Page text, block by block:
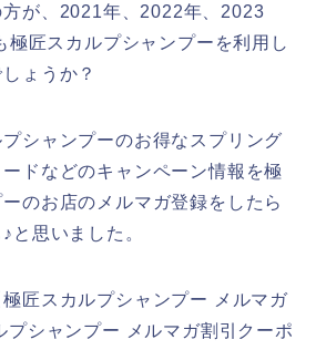
が、2021年、2022年、2023
極匠スカルプシャンプーを利用し
ょうか？
シャンプーのお得なスプリング
ドなどのキャンペーン情報を極
のお店のメルマガ登録をしたら
と思いました。
匠スカルプシャンプー メルマガ
プシャンプー メルマガ割引クーポ